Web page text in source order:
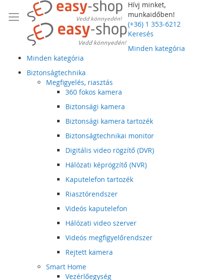
Hívj minket,
munkaidőben!
(+36) 1 353-6212
Keresés
Minden kategória
Minden kategória
Biztonságtechnika
Megfigyelés, riasztás
360 fokos kamera
Biztonsági kamera
Biztonsági kamera tartozék
Biztonságtechnikai monitor
Digitális video rögzítő (DVR)
Hálózati képrögzítő (NVR)
Kaputelefon tartozék
Riasztórendszer
Videós kaputelefon
Hálózati video szerver
Videós megfigyelőrendszer
Rejtett kamera
Smart Home
Vezérlőegység